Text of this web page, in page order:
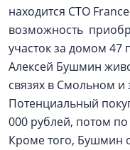
находится СТО
возможность
участок за домом 47
Алексей Бушмин
связях в Смольном и
Потенциальный
000 рублей, потом
Кроме того, Бушмин